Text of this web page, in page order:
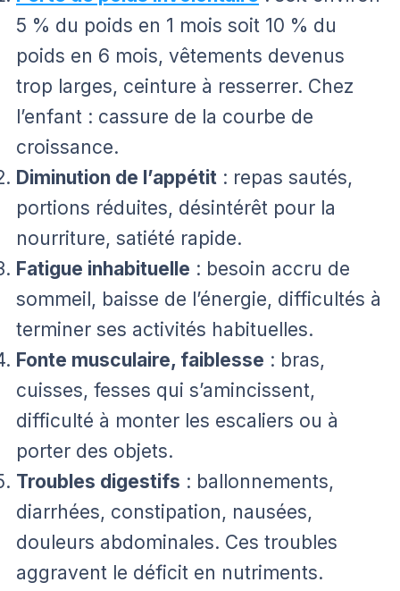
5 % du poids en 1 mois soit 10 % du
poids en 6 mois, vêtements devenus
trop larges, ceinture à resserrer. Chez
l’enfant : cassure de la courbe de
croissance.
Diminution de l’appétit : repas sautés,
portions réduites, désintérêt pour la
nourriture, satiété rapide.
Fatigue inhabituelle : besoin accru de
sommeil, baisse de l’énergie, difficultés à
terminer ses activités habituelles.
Fonte musculaire, faiblesse : bras,
cuisses, fesses qui s’amincissent,
difficulté à monter les escaliers ou à
porter des objets.
Troubles digestifs : ballonnements,
diarrhées, constipation, nausées,
douleurs abdominales. Ces troubles
aggravent le déficit en nutriments.